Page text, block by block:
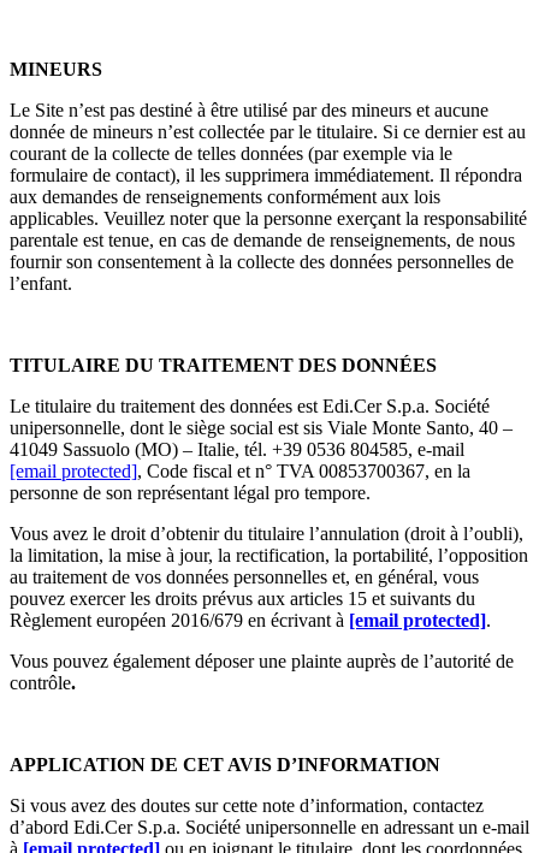
MINEURS
Le Site n’est pas destiné à être utilisé par des mineurs et aucune
donnée de mineurs n’est collectée par le titulaire. Si ce dernier est au
courant de la collecte de telles données (par exemple via le
formulaire de contact), il les supprimera immédiatement. Il répondra
aux demandes de renseignements conformément aux lois
applicables. Veuillez noter que la personne exerçant la responsabilité
parentale est tenue, en cas de demande de renseignements, de nous
fournir son consentement à la collecte des données personnelles de
l’enfant.
TITULAIRE DU TRAITEMENT DES DONNÉES
Le titulaire du traitement des données est Edi.Cer S.p.a. Société
unipersonnelle, dont le siège social est sis Viale Monte Santo, 40 –
41049 Sassuolo (MO) – Italie, tél. +39 0536 804585, e-mail
[email protected], Code fiscal et n° TVA 00853700367, en la
personne de son représentant légal pro tempore.
Vous avez le droit d’obtenir du titulaire l’annulation (droit à l’oubli),
la limitation, la mise à jour, la rectification, la portabilité, l’opposition
au traitement de vos données personnelles et, en général, vous
pouvez exercer les droits prévus aux articles 15 et suivants du
Règlement européen 2016/679 en écrivant à [email protected].
Vous pouvez également déposer une plainte auprès de l’autorité de
contrôle.
APPLICATION DE CET AVIS D’INFORMATION
Si vous avez des doutes sur cette note d’information, contactez
d’abord Edi.Cer S.p.a. Société unipersonnelle en adressant un e-mail